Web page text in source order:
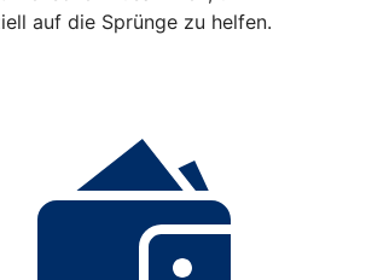
auf die Sprünge zu helfen.